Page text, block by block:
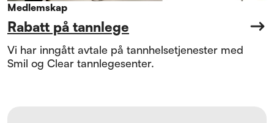
Medlemskap
Rabatt på tannlege
Vi har inngått avtale på tannhelsetjenester med
Smil og Clear tannlegesenter.